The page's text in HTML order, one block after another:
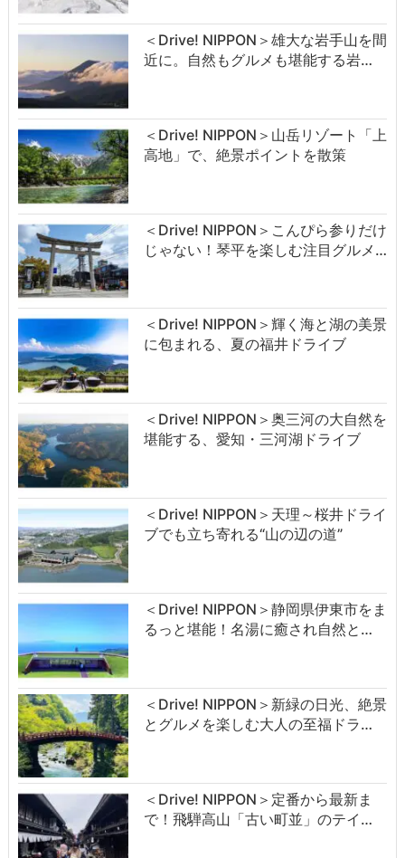
＜Drive! NIPPON＞雄大な岩手山を間
近に。自然もグルメも堪能する岩…
＜Drive! NIPPON＞山岳リゾート「上
高地」で、絶景ポイントを散策
＜Drive! NIPPON＞こんぴら参りだけ
じゃない！琴平を楽しむ注目グルメ…
＜Drive! NIPPON＞輝く海と湖の美景
に包まれる、夏の福井ドライブ
＜Drive! NIPPON＞奥三河の大自然を
堪能する、愛知・三河湖ドライブ
＜Drive! NIPPON＞天理～桜井ドライ
ブでも立ち寄れる“山の辺の道”
＜Drive! NIPPON＞静岡県伊東市をま
るっと堪能！名湯に癒され自然と…
＜Drive! NIPPON＞新緑の日光、絶景
とグルメを楽しむ大人の至福ドラ…
＜Drive! NIPPON＞定番から最新ま
で！飛騨高山「古い町並」のテイ…